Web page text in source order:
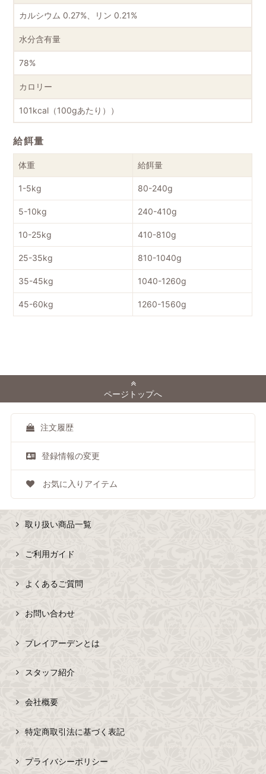
カルシウム 0.27%、リン 0.21%
水分含有量
78%
カロリー
101kcal（100gあたり））
給餌量
体重 給餌量
1-5kg 80-240g
5-10kg 240-410g
10-25kg 410-810g
25-35kg 810-1040g
35-45kg 1040-1260g
45-60kg 1260-1560g
ページトップへ
注文履歴
登録情報の変更
お気に入りアイテム
取り扱い商品一覧
ご利用ガイド
よくあるご質問
お問い合わせ
プレイアーデンとは
スタッフ紹介
会社概要
特定商取引法に基づく表記
プライバシーポリシー